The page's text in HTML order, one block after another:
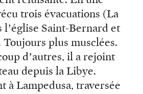
trois évacuations (La
l’église Saint-Bernard et
plus musclées.
d’autres, il a rejoint
depuis la Libye.
à Lampedusa, traversée